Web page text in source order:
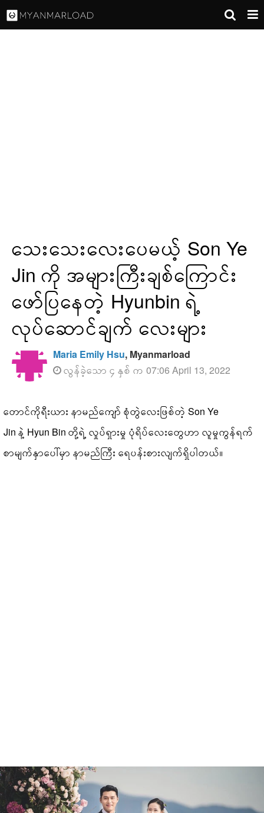
သေးသေးလေးပေမယ့် Son Ye
Jin ကို အများကြီးချစ်ကြောင်း
ဖော်ပြနေတဲ့ Hyunbin ရဲ့
လုပ်ဆောင်ချက် လေးများ
Maria Emily Hsu, Myanmarload
လွန်ခဲ့သော ၄ နှစ် က 07:06 April 13, 2022
တောင်ကိုရီးယား နာမည်ကျော် စုံတွဲလေးဖြစ်တဲ့ Son Ye
Jin နဲ့ Hyun Bin တို့ရဲ့ လှုပ်ရှားမှု ပုံရိပ်လေးတွေဟာ လူမှုကွန်ရက်
စာမျက်နှာပေါ်မှာ နာမည်ကြီး ရေပန်းစားလျက်ရှိပါတယ်။